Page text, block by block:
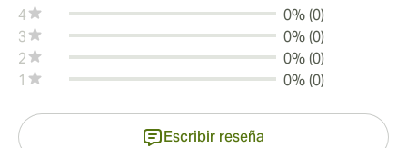
4
0% (0)
3
0% (0)
2
0% (0)
1
0% (0)
Escribir reseña